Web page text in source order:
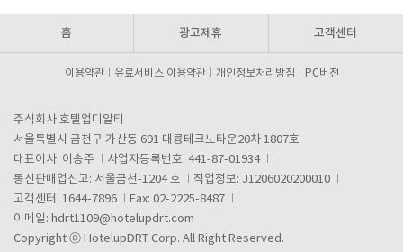
홈 광고제휴 고객센터
이용약관 유료서비스 이용약관 개인정보처리방침 PC버전
주식회사 호텔업디알티
서울특별시 금천구 가산동 691 대륭테크노타운20차 1807호
대표이사: 이송주
사업자등록번호: 441-87-01934
통신판매업신고: 서울금천-1204 호
직업정보: J1206020200010
고객센터: 1644-7896
Fax: 02-2225-8487
이메일: hdrt1109@hotelupdrt.com
Copyright ⓒ HotelupDRT Corp. All Right Reserved.